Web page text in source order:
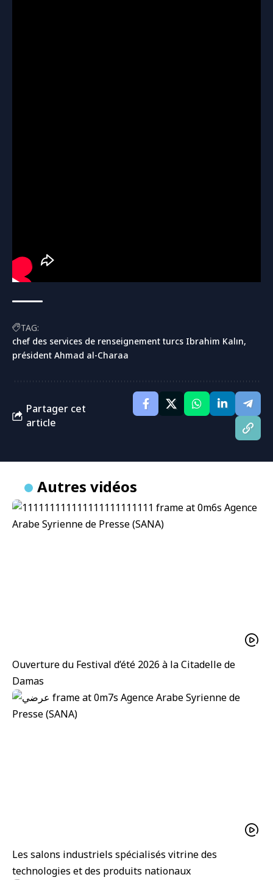
TAG:
chef des services de renseignement turcs Ibrahim Kalın
président Ahmad al-Charaa
Partager cet
article
Autres vidéos
Ouverture du Festival d’été 2026 à la Citadelle de
Damas
Les salons industriels spécialisés vitrine des
technologies et des produits nationaux